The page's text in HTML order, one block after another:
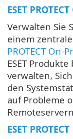
ESET
Verwalten Sie
einem
PROTECT On-
ESET
verwalten,
den
auf Probleme
ESET PROTECT